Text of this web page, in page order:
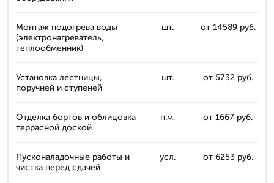
Монтаж подогрева воды
(электронагреватель,
теплообменник)
шт. от 14589 руб.
Установка лестницы,
поручней и ступеней
шт. от 5732 руб.
Отделка бортов и облицовка
террасной доской
п.м. от 1667 руб.
Пусконаладочные работы и
чистка перед сдачей
усл. от 6253 руб.